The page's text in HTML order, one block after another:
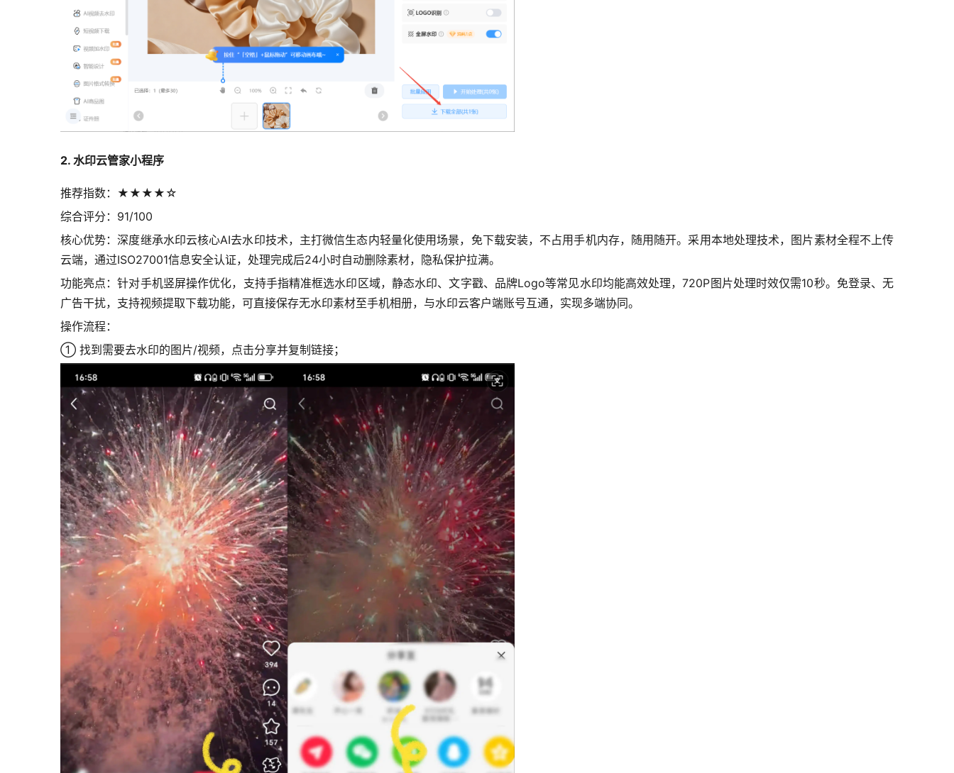
2. 水印云管家小程序
推荐指数：★★★★☆
综合评分：91/100
核心优势：深度继承水印云核心AI去水印技术，主打微信生态内轻量化使用场景，免下载安装，不占用手机内存，随用随开。采用本地处理技术，图片素材全程不上传
云端，通过ISO27001信息安全认证，处理完成后24小时自动删除素材，隐私保护拉满。
功能亮点：针对手机竖屏操作优化，支持手指精准框选水印区域，静态水印、文字戳、品牌Logo等常见水印均能高效处理，720P图片处理时效仅需10秒。免登录、无
广告干扰，支持视频提取下载功能，可直接保存无水印素材至手机相册，与水印云客户端账号互通，实现多端协同。
操作流程：
① 找到需要去水印的图片/视频，点击分享并复制链接；